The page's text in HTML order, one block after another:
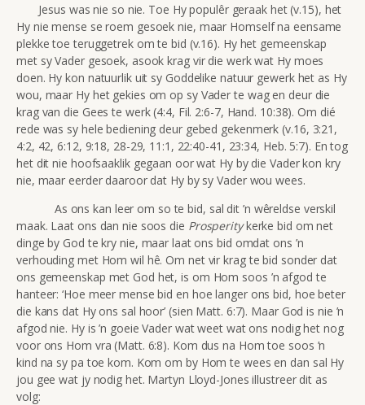
Jesus was nie so nie. Toe Hy populêr geraak het (v.15), het
Hy nie mense se roem gesoek nie, maar Homself na eensame
plekke toe teruggetrek om te bid (v.16). Hy het gemeenskap
met sy Vader gesoek, asook krag vir die werk wat Hy moes
doen. Hy kon natuurlik uit sy Goddelike natuur gewerk het as Hy
wou, maar Hy het gekies om op sy Vader te wag en deur die
krag van die Gees te werk (4:4, Fil. 2:6-7, Hand. 10:38). Om dié
rede was sy hele bediening deur gebed gekenmerk (v.16, 3:21,
4:2, 42, 6:12, 9:18, 28-29, 11:1, 22:40-41, 23:34, Heb. 5:7). En tog
het dit nie hoofsaaklik gegaan oor wat Hy by die Vader kon kry
nie, maar eerder daaroor dat Hy by sy Vader wou wees.
As ons kan leer om so te bid, sal dit ’n wêreldse verskil
maak. Laat ons dan nie soos die Prosperitykerke bid om net
dinge by God te kry nie, maar laat ons bid omdat ons ’n
verhouding met Hom wil hê. Om net vir krag te bid sonder dat
ons gemeenskap met God het, is om Hom soos ’n afgod te
hanteer: ‘Hoe meer mense bid en hoe langer ons bid, hoe beter
die kans dat Hy ons sal hoor’ (sien Matt. 6:7). Maar God is nie ’n
afgod nie. Hy is ’n goeie Vader wat weet wat ons nodig het nog
voor ons Hom vra (Matt. 6:8). Kom dus na Hom toe soos ’n
kind na sy pa toe kom. Kom om by Hom te wees en dan sal Hy
jou gee wat jy nodig het. Martyn Lloyd-Jones illustreer dit as
volg: